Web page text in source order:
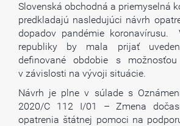
Slovenská obchodná a priemyselná
predkladajú nasledujúci návrh
dopadov pandémie koronavírusu.
republiky by mala prijať
definované obdobie s
v závislosti na vývoji situácie.
Návrh je plne v súlade s
2020/C 112 I/01 – Zmena
opatrenia štátnej pomoci na